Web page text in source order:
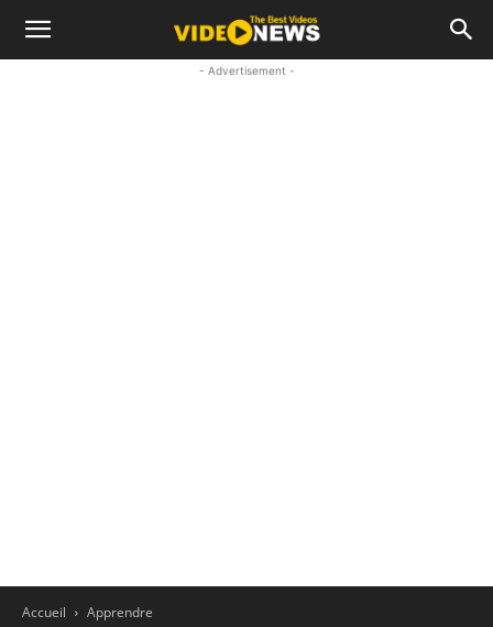
- Advertisement -
Accueil Apprendre